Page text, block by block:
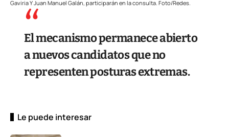
Gaviria Y Juan Manuel Galán, participarán en la consulta. Foto/Redes.
El mecanismo permanece abierto
a nuevos candidatos que no
representen posturas extremas.
Le puede interesar